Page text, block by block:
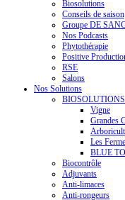
Biosolutions
Conseils de saison
Groupe DE
Nos Podcasts
Phytothérapie
Positive
RSE
Salons
Nos Solutions
BIOSOLUTIONS
Vigne
Grandes
Les
BLUE
Biocontrôle
Adjuvants
Anti-limaces
Anti-rongeurs